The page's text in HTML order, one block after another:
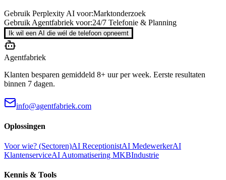
Gebruik Perplexity AI voor:Marktonderzoek
Gebruik Agentfabriek voor:24/7 Telefonie & Planning
Ik wil een AI die wél de telefoon opneemt
Agentfabriek
Klanten besparen gemiddeld 8+ uur per week. Eerste resultaten
binnen 7 dagen.
info@agentfabriek.com
Oplossingen
Voor wie? (Sectoren)AI ReceptionistAI MedewerkerAI
KlantenserviceAI Automatisering MKBIndustrie
Kennis & Tools